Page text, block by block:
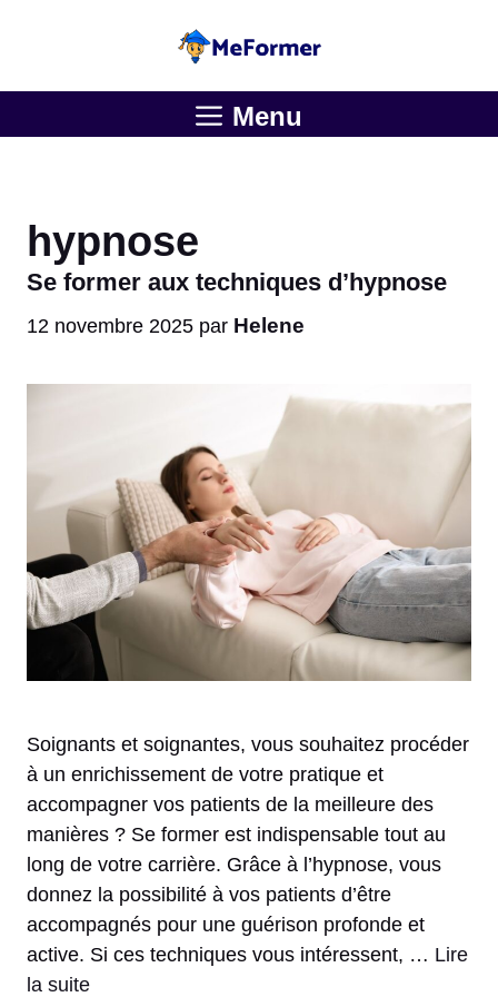
Menu
hypnose
Se former aux techniques d’hypnose
12 novembre 2025 par Helene
Soignants et soignantes, vous souhaitez procéder
à un enrichissement de votre pratique et
accompagner vos patients de la meilleure des
manières ? Se former est indispensable tout au
long de votre carrière. Grâce à l’hypnose, vous
donnez la possibilité à vos patients d’être
accompagnés pour une guérison profonde et
active. Si ces techniques vous intéressent, … Lire
la suite